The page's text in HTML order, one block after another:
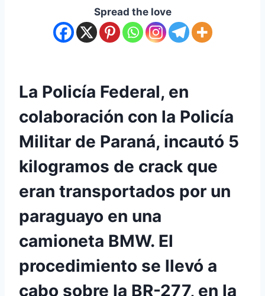
Spread the love
La Policía Federal, en
colaboración con la Policía
Militar de Paraná, incautó 5
kilogramos de crack que
eran transportados por un
paraguayo en una
camioneta BMW. El
procedimiento se llevó a
cabo sobre la BR-277, en la